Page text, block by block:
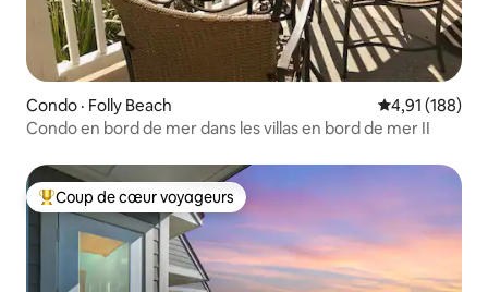
Condo · Folly Beach Note
4,91 (188)
Condo en bord de mer dans les villas en bord de mer II
Coup de cœur voyageurs parmi les plus aimés
Coup de cœur voyageurs